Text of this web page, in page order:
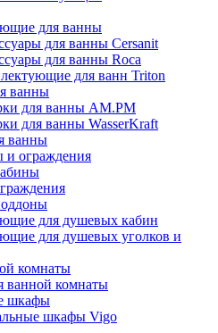
для ванны
для ванны Cersanit
для ванны Roca
для ванн Triton
ванны
для ванны AM.PM
для ванны WasserKraft
ванны
ограждения
для душевых кабин
для душевых уголков и
комнаты
ванной комнаты
шкафы
шкафы Vigo